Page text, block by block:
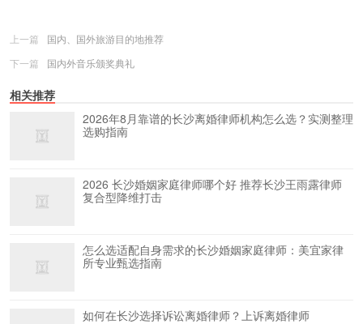
上一篇
国内、国外旅游目的地推荐
下一篇
国内外音乐颁奖典礼
相关推荐
2026年8月靠谱的长沙离婚律师机构怎么选？实测整理
选购指南
2026 长沙婚姻家庭律师哪个好 推荐长沙王雨露律师
复合型降维打击
怎么选适配自身需求的长沙婚姻家庭律师：美宜家律
所专业甄选指南
如何在长沙选择诉讼离婚律师？上诉离婚律师